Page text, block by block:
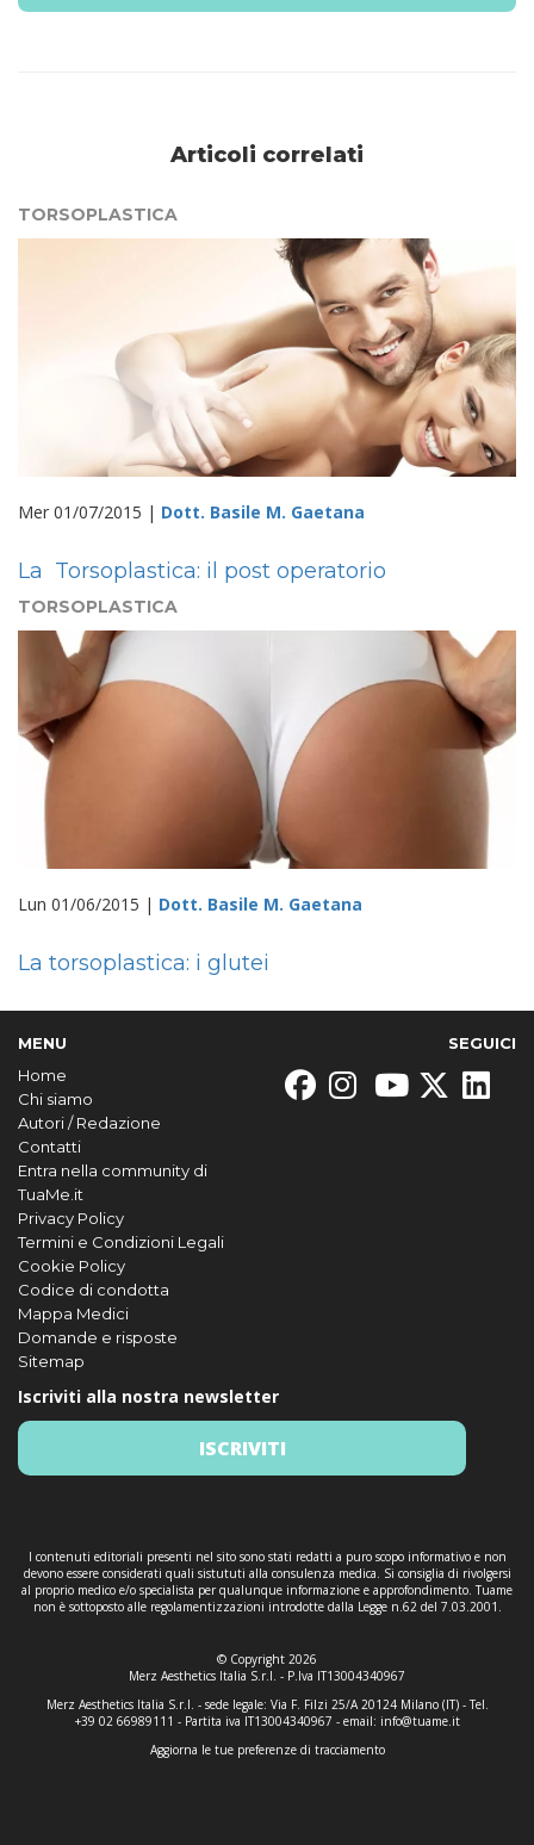
Articoli correlati
TORSOPLASTICA
Mer 01/07/2015 | Dott. Basile M. Gaetana
La Torsoplastica: il post operatorio
TORSOPLASTICA
Lun 01/06/2015 | Dott. Basile M. Gaetana
La torsoplastica: i glutei
MENU
Home
Chi siamo
Autori / Redazione
Contatti
Entra nella community di
TuaMe.it
Privacy Policy
Termini e Condizioni Legali
Cookie Policy
Codice di condotta
Mappa Medici
Domande e risposte
Sitemap
SEGUICI
Iscriviti alla nostra newsletter
ISCRIVITI
I contenuti editoriali presenti nel sito sono stati redatti a puro scopo informativo e non
devono essere considerati quali sistututi alla consulenza medica. Si consiglia di rivolgersi
al proprio medico e/o specialista per qualunque informazione e approfondimento. Tuame
non è sottoposto alle regolamentizzazioni introdotte dalla Legge n.62 del 7.03.2001.
© Copyright 2026
Merz Aesthetics Italia S.r.l. - P.Iva IT13004340967
Merz Aesthetics Italia S.r.l. - sede legale: Via F. Filzi 25/A 20124 Milano (IT) - Tel.
+39 02 66989111 - Partita iva IT13004340967 - email: info@tuame.it
Aggiorna le tue preferenze di tracciamento